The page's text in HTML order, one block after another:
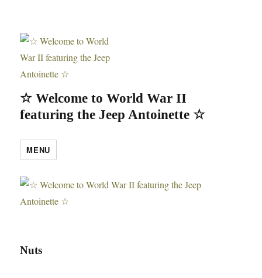
☆ Welcome to World War II
featuring the Jeep Antoinette ☆
MENU
Nuts